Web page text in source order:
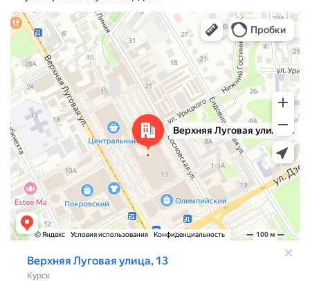
Курск
Верхняя Луговая улица, 13 — Яндекс.Карты